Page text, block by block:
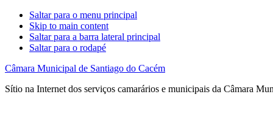
Saltar para o menu principal
Skip to main content
Saltar para a barra lateral principal
Saltar para o rodapé
Câmara Municipal de Santiago do Cacém
Sítio na Internet dos serviços camarários e municipais da Câmara